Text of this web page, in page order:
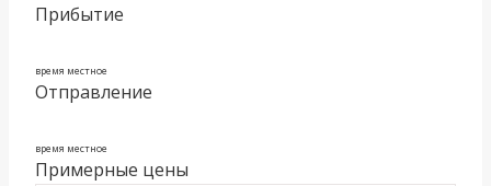
Прибытие
время местное
Отправление
время местное
Примерные цены